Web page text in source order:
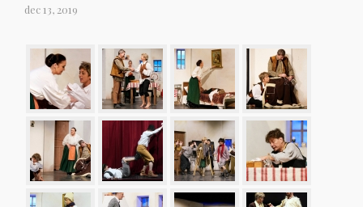
dec 13, 2019